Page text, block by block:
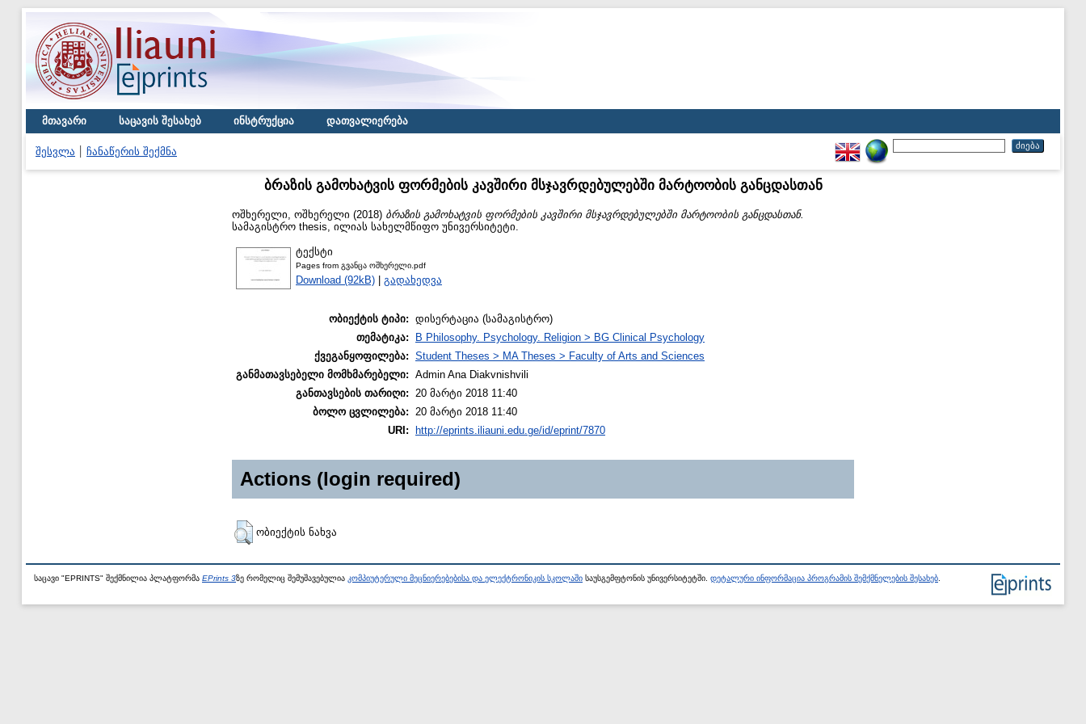
მთავარი საცავის შესახებ ინსტრუქცია დათვალიერება
შესვლა ჩანაწერის შექმნა
ბრაზის გამოხატვის ფორმების კავშირი მსჯავრდებულებში მარტოობის განცდასთან
ოშხერელი, ოშხერელი (2018) ბრაზის გამოხატვის ფორმების კავშირი მსჯავრდებულებში მარტოობის განცდასთან.
სამაგისტრო thesis, ილიას სახელმწიფო უნივერსიტეტი.
ტექსტი
Pages from გვანცა ოშხერელი.pdf
Download (92kB) | გადახედვა
ობიექტის ტიპი: დისერტაცია (სამაგისტრო)
თემატიკა:
B Philosophy. Psychology. Religion > BG Clinical Psychology
ქვეგანყოფილება: Student Theses > MA Theses > Faculty of Arts and Sciences
განმათავსებელი მომხმარებელი: Admin Ana Diakvnishvili
განთავსების თარიღი: 20 მარტი 2018 11:40
ბოლო ცვლილება: 20 მარტი 2018 11:40
URI:
http://eprints.iliauni.edu.ge/id/eprint/7870
Actions (login required)
ობიექტის ნახვა
საცავი "EPRINTS" შექმნილია პლატფორმა EPrints 3ზე რომელიც შემუშავებულია კომპიუტერული მეცნიერებებისა და ელექტრონიკის სკოლაში საუსგემფტონის უნივერსიტეტში. დეტალური ინფორმაცია პროგრამის შემქმნელების შესახებ.